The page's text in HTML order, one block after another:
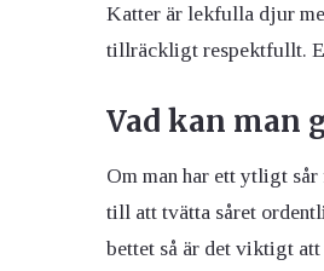
Katter är lekfulla djur
tillräckligt respektfullt.
Vad kan man
Om man har ett ytligt
till att tvätta såret
bettet så är det viktigt att